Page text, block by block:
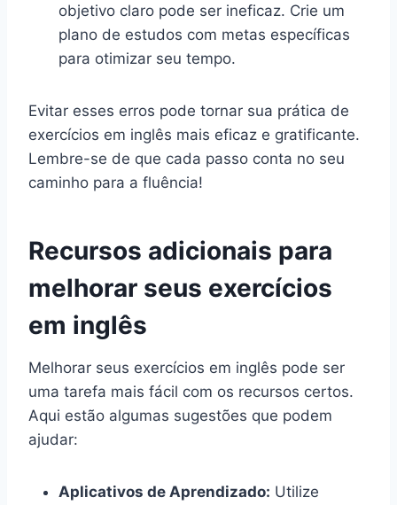
objetivo claro pode ser ineficaz. Crie um
plano de estudos com metas específicas
para otimizar seu tempo.
Evitar esses erros pode tornar sua prática de
exercícios em inglês mais eficaz e gratificante.
Lembre-se de que cada passo conta no seu
caminho para a fluência!
Recursos adicionais para
melhorar seus exercícios
em inglês
Melhorar seus exercícios em inglês pode ser
uma tarefa mais fácil com os recursos certos.
Aqui estão algumas sugestões que podem
ajudar:
Aplicativos de Aprendizado: Utilize